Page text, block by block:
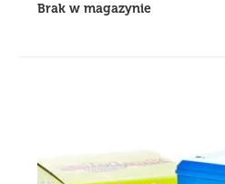
Brak w magazynie